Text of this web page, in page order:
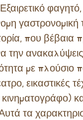
Εξαιρετικό
γαστρονομική
που βέβαια
την
με πλούσιο
εικαστικές
τα